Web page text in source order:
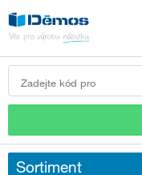
Sortiment